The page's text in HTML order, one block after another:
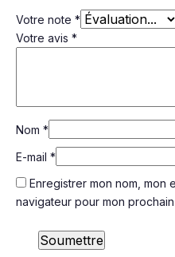
Votre note *
Votre avis *
Nom *
E-mail *
Enregistrer mon nom, mon
navigateur pour mon